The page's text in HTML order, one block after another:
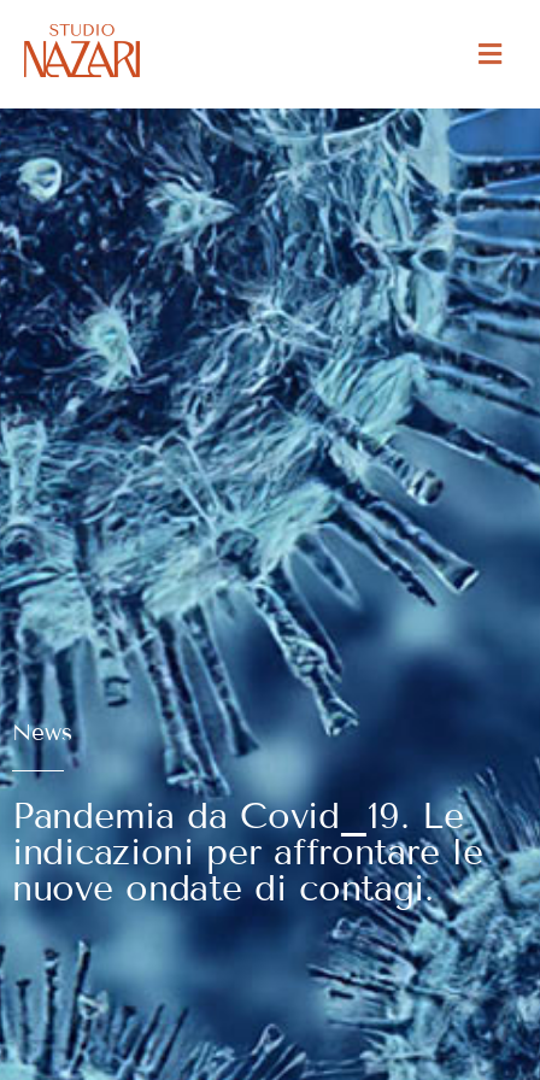
News
Pandemia da Covid_19. Le
indicazioni per affrontare le
nuove ondate di contagi.